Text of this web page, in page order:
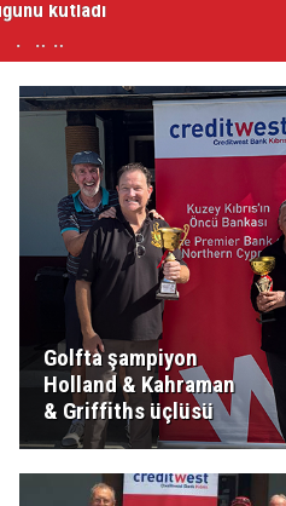
sürüyor
Golfta şampiyon
Holland & Kahraman
& Griffiths üçlüsü